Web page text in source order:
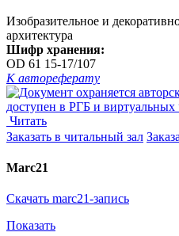
Изобразительное и
архитектура
Шифр хранения:
OD 61 15-17/107
К автореферату
Читать
Заказать в читальный зал
Marc21
Скачать marc21-запись
Показать